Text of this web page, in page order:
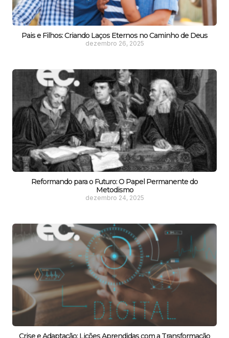
Pais e Filhos: Criando Laços Eternos no Caminho de Deus
dezembro 26, 2025
Reformando para o Futuro: O Papel Permanente do
Metodismo
dezembro 24, 2025
Crise e Adaptação: Lições Aprendidas com a Transformação